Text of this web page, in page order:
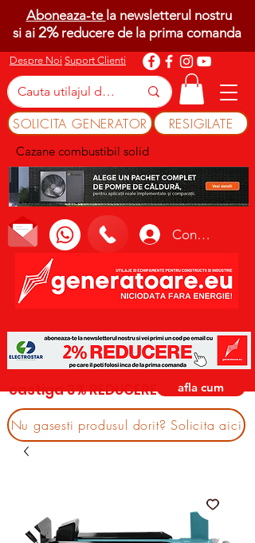
Despre Noi Suport Clienti
SOLICITA GENERATOR RESIGILATE
Cazane combustibil solid
Conectează-te
Aboneaza-te la newsletterul nostru
si ai 2%reducere de la prima comanda
castiga 3% REDUCERE afla cum
Nu gasesti produsul dorit? Solicita aici